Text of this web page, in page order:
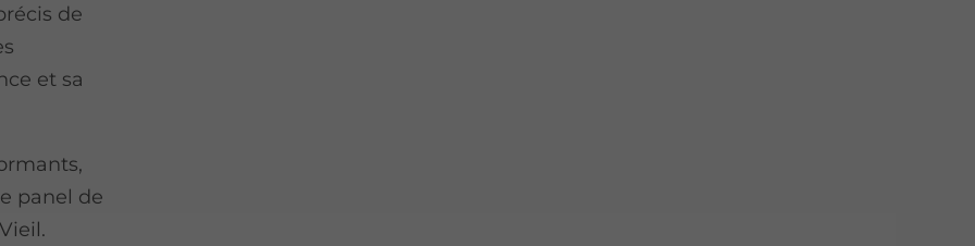
de
et sa
panel de